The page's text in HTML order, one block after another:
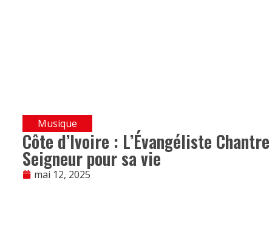
Musique
Côte d’Ivoire : L’Évangéliste
Seigneur pour sa vie
mai 12, 2025